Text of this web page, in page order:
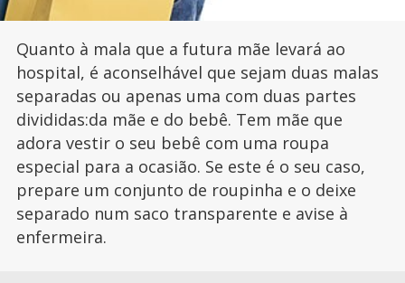
Quanto à mala que a futura mãe levará ao
hospital, é aconselhável que sejam duas malas
separadas ou apenas uma com duas partes
divididas:da mãe e do bebê. Tem mãe que
adora vestir o seu bebê com uma roupa
especial para a ocasião. Se este é o seu caso,
prepare um conjunto de roupinha e o deixe
separado num saco transparente e avise à
enfermeira.